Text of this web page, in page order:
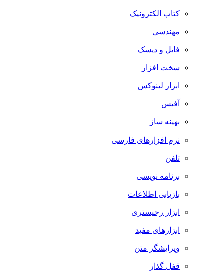
کتاب الکترونیک
مهندسی
فایل و دیسک
سخت افزار
ابزار لینوکس
آفیس
بهینه ساز
نرم افزارهای فارسی
تلفن
برنامه نویسی
بازیابی اطلاعات
ابزار رجیستری
ابزارهای مفید
ویرایشگر متن
قفل گذار